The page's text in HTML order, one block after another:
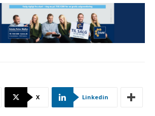
X Linkedin